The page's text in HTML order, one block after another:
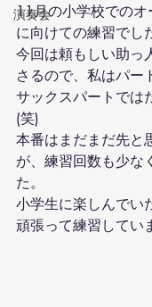
演奏会
11月の小学校でのオ
に向けての練習でし
今回は頼もしい助っ
さるので、私はパー
サックスパートでは
(笑)
本番はまだまだ先と
が、練習回数も少な
た。
小学生に楽しんでい
頑張って練習してい